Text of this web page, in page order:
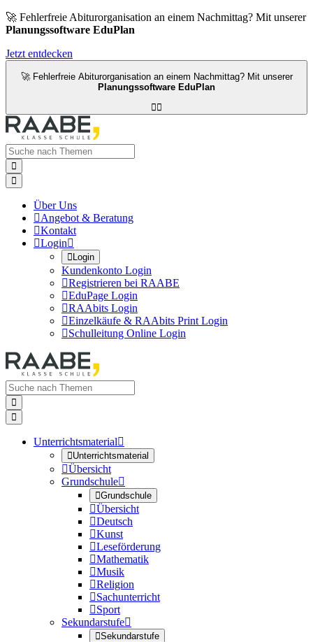
🚀 Fehlerfreie Abiturorganisation an einem Nachmittag? Mit unserer
Planungssoftware EduPlan
Jetzt entdecken
🚀 Fehlerfreie Abiturorganisation an einem Nachmittag? Mit unserer
Planungssoftware EduPlan



Über Uns
Angebot & Beratung
Kontakt
Login
Login
Kundenkonto Login
Registrieren bei RAABE
EduPage Login
RAAbits Login
Einzelkäufe & RAAbits Print Login
Schulleitung Online Login


Unterrichtsmaterial
Unterrichtsmaterial
Übersicht
Grundschule
Grundschule
Übersicht
Deutsch
Kunst
Leseförderung
Mathematik
Musik
Religion
Sachunterricht
Sport
Sekundarstufe
Sekundarstufe